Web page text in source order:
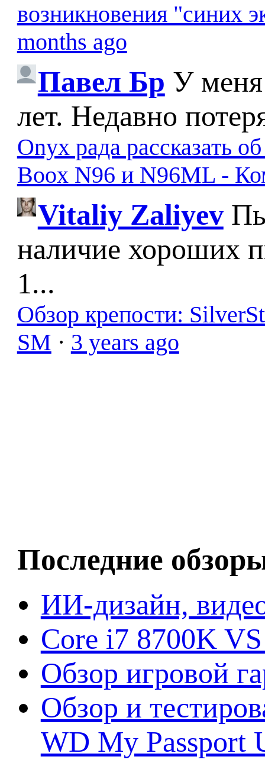
возникновения "синих
months ago
Павел Бр У меня
лет. Недавно
Onyx рада рассказать
Boox N96 и N96ML -
Vitaliy Zaliyev
наличие хороших
1...
Обзор крепости:
SM · 3 years ago
Последние
ИИ-дизайн,
Core i7 8700K
Обзор игровой
Обзор и
WD My Passport